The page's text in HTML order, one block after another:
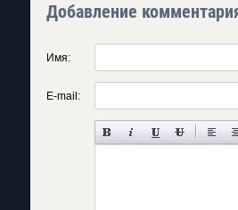
Добавление
Имя:
E-mail: